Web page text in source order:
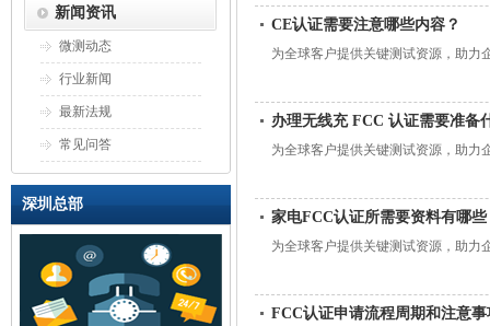
新闻资讯
微测动态
行业新闻
最新法规
常见问答
深圳总部
CE认证需要注意哪些内容？
为全球客户提供关键测试资源，助力
办理无线充 FCC 认证需要准备
为全球客户提供关键测试资源，助力
家电FCC认证所需要资料有哪些
为全球客户提供关键测试资源，助力
FCC认证申请流程周期和注意事